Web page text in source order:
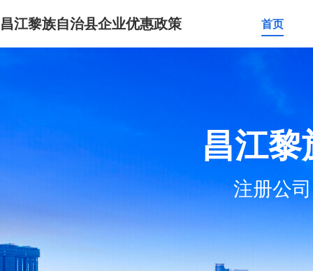
昌江黎族自治县企业优惠政策 首页
昌江
注册公